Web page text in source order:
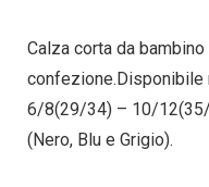
Calza corta da
6/8(29/34) – 10/
(Nero, Blu e Grigio).